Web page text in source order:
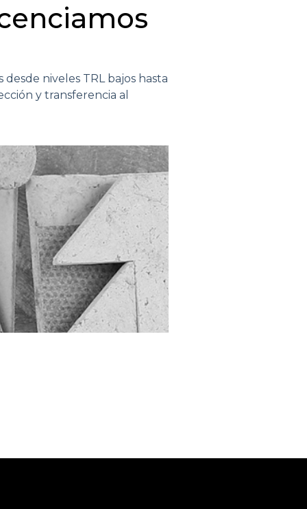
niveles TRL bajos hasta
y transferencia al